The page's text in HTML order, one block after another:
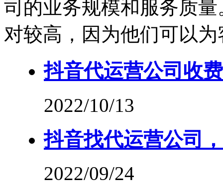
司的业务规模和服务质
对较高，因为他们可以
抖音代运营公司收
2022/10/13
抖音找代运营公司
2022/09/24